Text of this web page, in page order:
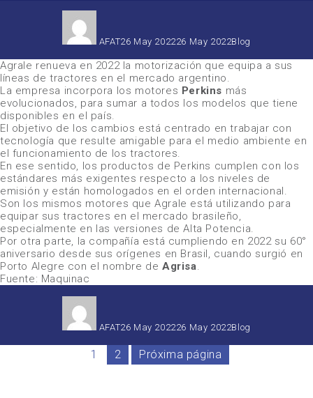
AFAT26 May 202226 May 2022Blog
Agrale renueva en 2022 la motorización que equipa a sus
líneas de tractores en el mercado argentino.
La empresa incorpora los motores Perkins más
evolucionados, para sumar a todos los modelos que tiene
disponibles en el país.
El objetivo de los cambios está centrado en trabajar con
tecnología que resulte amigable para el medio ambiente en
el funcionamiento de los tractores.
En ese sentido, los productos de Perkins cumplen con los
estándares más exigentes respecto a los niveles de
emisión y están homologados en el orden internacional.
Son los mismos motores queAgrale está utilizando para
equipar sus tractores en el mercado brasileño,
especialmente en las versiones de Alta Potencia.
Por otra parte, la compañía está cumpliendo en 2022 su 60°
aniversario desde sus orígenes en Brasil, cuando surgió en
Porto Alegre con el nombre deAgrisa.
Fuente: Maquinac
AFAT26 May 202226 May 2022Blog
1 2 Próxima página